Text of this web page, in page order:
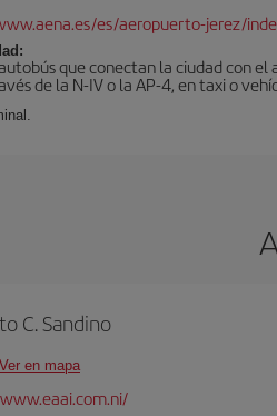
es/aeropuerto-jerez/
que conectan la ciudad con
de la N-IV o la AP-4, en taxi o
C. Sandino
Ver en mapa